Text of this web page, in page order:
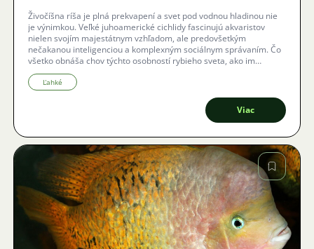
Živočíšna ríša je plná prekvapení a svet pod vodnou hladinou nie
je výnimkou. Veľké juhoamerické cichlidy fascinujú akvaristov
nielen svojím majestátnym vzhľadom, ale predovšetkým
nečakanou inteligenciou a komplexným sociálnym správaním. Čo
všetko obnáša chov týchto osobností rybieho sveta, ako im
zariadiť kúsok divočiny v obývacej izbe a prečo sa radšej vyhnúť
obávaným hřebenáčom?
Ľahké
Viac
Obrázok